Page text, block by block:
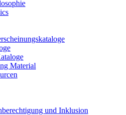
Material
und Inklusion